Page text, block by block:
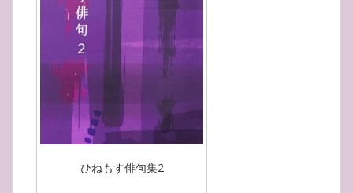
ひねもす俳句集2